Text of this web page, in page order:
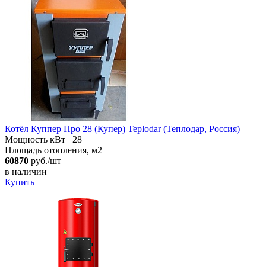
Котёл Куппер Про 28 (Купер) Teplodar (Теплодар, Россия)
Мощность кВт
28
Площадь отопления, м2
60870 руб./шт
в наличии
Купить